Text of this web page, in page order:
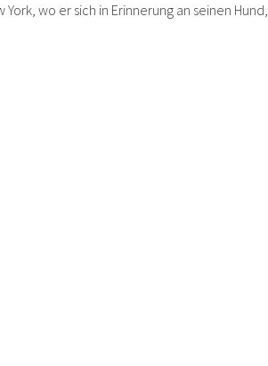
wo er sich in Erinnerung an seinen Hund,